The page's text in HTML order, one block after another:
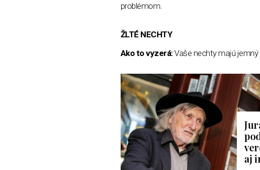
problémom.
ŽLTÉ NECHTY
Ako to vyzerá:Vaše nechty majú jemný
aj